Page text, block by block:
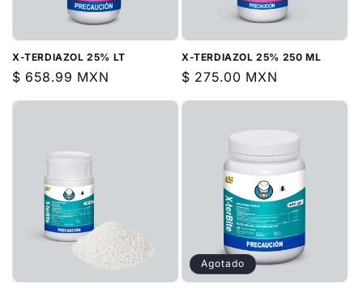
X-TERDIAZOL 25% LT
Precio
$ 658.99 MXN
X-TERDIAZOL 25% 250 ML
Precio
$ 275.00 MXN
Agotado